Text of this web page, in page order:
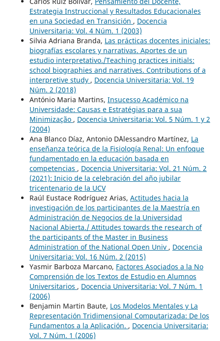
Estrategia Instruccional y Resultados Educacionales
en una Sociedad en Transición , Docencia
Universitaria: Vol. 4 Núm. 1 (2003)
Silvia Adriana Branda, Las prácticas docentes iniciales:
biografías escolares y narrativas. Aportes de un
estudio interpretativo./Teaching practices initials:
school biographies and narratives. Contributions of a
interpretive study , Docencia Universitaria: Vol. 19
Núm. 2 (2018)
António Maria Martins, Insucesso Académico na
Universidade: Causas e Estratégias para a sua
Minimização , Docencia Universitaria: Vol. 5 Núm. 1 y 2
(2004)
Ana Blanco Díaz, Antonio D´Alessandro Martínez, La
enseñanza teórica de la Fisiología Renal: Un enfoque
fundamentado en la educación basada en
competencias , Docencia Universitaria: Vol. 21 Núm. 2
(2021): Inicio de la celebración del año jubilar
tricentenario de la UCV
Raúl Eustace Rodríguez Arias, Actitudes hacia la
investigación de los participantes de la Maestría en
Administración de Negocios de la Universidad
Nacional Abierta./ Attitudes towards the research of
the participants of the Master in Business
Administration of the National Open Univ , Docencia
Universitaria: Vol. 16 Núm. 2 (2015)
Yasmir Barboza Marcano, Factores Asociados a la No
Comprensión de los Textos de Estudio en Alumnos
Universitarios , Docencia Universitaria: Vol. 7 Núm. 1
(2006)
Benjamin Martin Baute, Los Modelos Mentales y La
Representación Tridimensional Computarizada: De los
Fundamentos a la Aplicación. , Docencia Universitaria:
Vol. 7 Núm. 1 (2006)